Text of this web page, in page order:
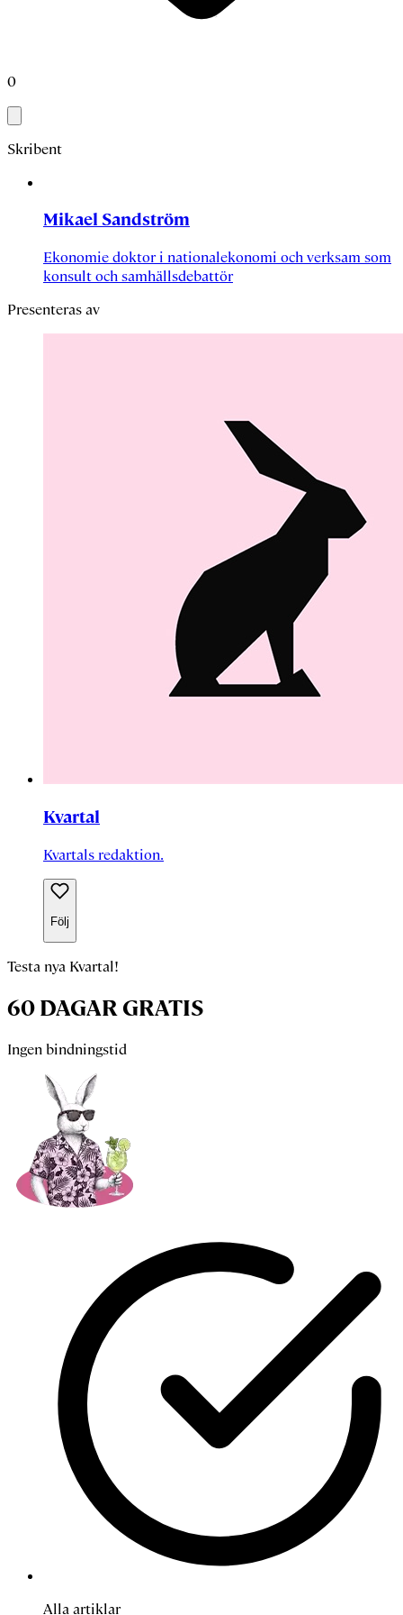
0
Skribent
Mikael Sandström
Ekonomie doktor i nationalekonomi och verksam som
konsult och samhällsdebattör
Presenteras av
Kvartal
Kvartals redaktion.
Följ
Testa nya Kvartal!
60 DAGAR GRATIS
Ingen bindningstid
Alla artiklar